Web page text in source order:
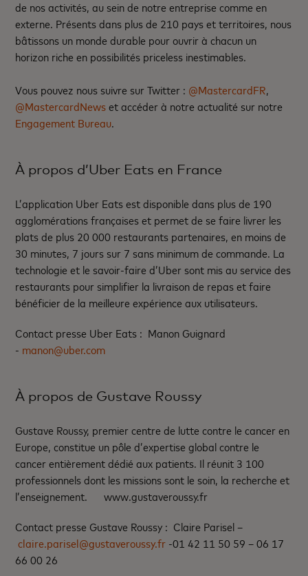
de nos activités, au sein de notre entreprise comme en
externe. Présents dans plus de 210 pays et territoires, nous
bâtissons un monde durable pour ouvrir à chacun un
horizon riche en possibilités priceless inestimables.
Vous pouvez nous suivre sur Twitter : @MastercardFR,
@MastercardNewset accéder à notre actualité sur notre
Engagement Bureau.
À propos d’Uber Eats en France
L’application Uber Eats est disponible dans plus de 190
agglomérations françaises et permet de se faire livrer les
plats de plus 20 000 restaurants partenaires, en moins de
30 minutes, 7 jours sur 7 sans minimum de commande. La
technologie et le savoir-faire d’Uber sont mis au service des
restaurants pour simplifier la livraison de repas et faire
bénéficier de la meilleure expérience aux utilisateurs.
Contact presse Uber Eats : Manon Guignard
- manon@uber.com
À propos de Gustave Roussy
Gustave Roussy, premier centre de lutte contre le cancer en
Europe, constitue un pôle d’expertise global contre le
cancer entièrement dédié aux patients. Il réunit 3 100
professionnels dont les missions sont le soin, la recherche et
l’enseignement. www.gustaveroussy.fr
Contact presse Gustave Roussy : Claire Parisel –
claire.parisel@gustaveroussy.fr -01 42 11 50 59 – 06 17
66 00 26